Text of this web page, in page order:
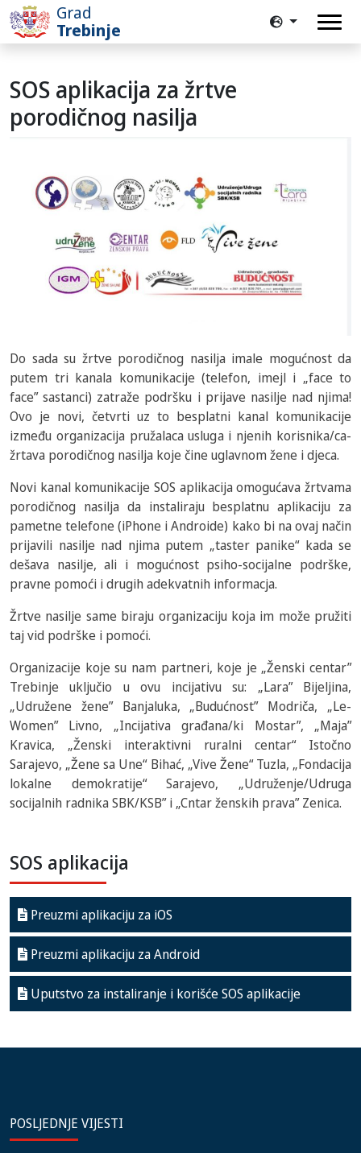
Grad
Trebinje
SOS aplikacija za žrtve
porodičnog nasilja
Do sada su žrtve porodičnog nasilja imale mogućnost da
putem tri kanala komunikacije (telefon, imejl i „face to
face” sastanci) zatraže podršku i prijave nasilje nad njima!
Ovo je novi, četvrti uz to besplatni kanal komunikacije
između organizacija pružalaca usluga i njenih korisnika/ca-
žrtava porodičnog nasilja koje čine uglavnom žene i djeca.
Novi kanal komunikacije SOS aplikacija omogućava žrtvama
porodičnog nasilja da instaliraju besplatnu aplikaciju za
pametne telefone (iPhone i Androide) kako bi na ovaj način
prijavili nasilje nad njima putem „taster panike“ kada se
dešava nasilje, ali i mogućnost psiho-socijalne podrške,
pravne pomoći i drugih adekvatnih informacja.
Žrtve nasilje same biraju organizaciju koja im može pružiti
taj vid podrške i pomoći.
Organizacije koje su nam partneri, koje je „Ženski centar”
Trebinje uključio u ovu incijativu su: „Lara” Bijeljina,
„Udružene žene” Banjaluka, „Budućnost” Modriča, „Le-
Women” Livno, „Incijativa građana/ki Mostar”, „Maja”
Kravica, „Ženski interaktivni ruralni centar“ Istočno
Sarajevo, „Žene sa Une“ Bihać, „Vive Žene“ Tuzla, „Fondacija
lokalne demokratije“ Sarajevo, „Udruženje/Udruga
socijalnih radnika SBK/KSB” i „Cntar ženskih prava” Zenica.
SOS aplikacija
Preuzmi aplikaciju za iOS
Preuzmi aplikaciju za Android
Uputstvo za instaliranje i korišće SOS aplikacije
POSLJEDNJE VIJESTI